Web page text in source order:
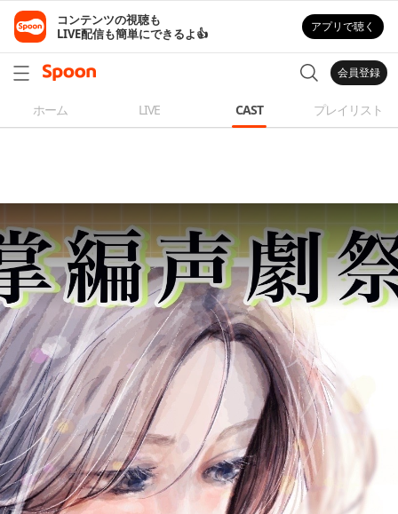
コンテンツの視聴も
LIVE配信も簡単にできるよ👍
アプリで聴く
会員登録
ホーム LIVE CAST プレイリスト